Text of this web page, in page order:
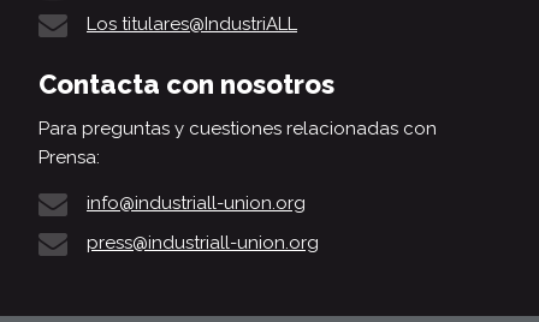
Los titulares@IndustriALL
Contacta con nosotros
Para preguntas y cuestiones relacionadas con
Prensa:
info@industriall-union.org
press@industriall-union.org